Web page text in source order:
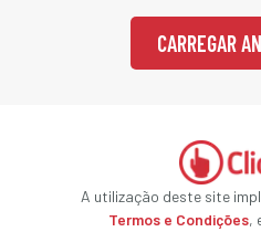
CARREGAR
A utilização deste site
Termos e Condições,